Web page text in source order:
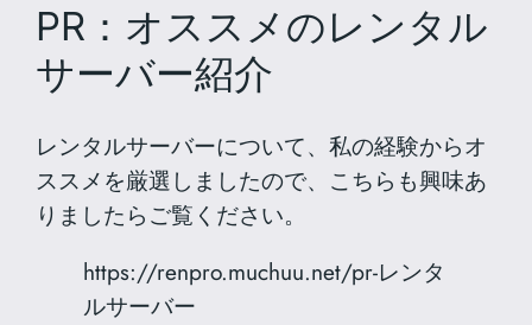
PR：オススメのレンタル
サーバー紹介
レンタルサーバーについて、私の経験からオ
ススメを厳選しましたので、こちらも興味あ
りましたらご覧ください。
https://renpro.muchuu.net/pr-レンタ
ルサーバー